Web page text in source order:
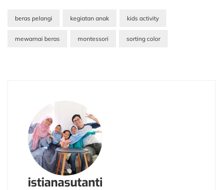
beras pelangi kegiatan anak kids activity
mewarnai beras montessori sorting color
istianasutanti